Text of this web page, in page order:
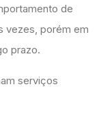
de
vezes, porém em
prazo.
serviços